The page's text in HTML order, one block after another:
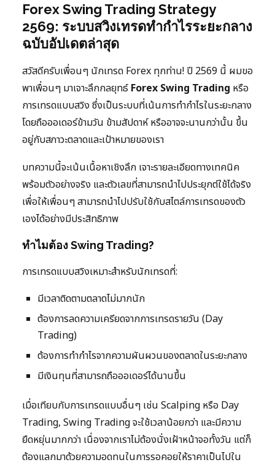
Forex Swing Trading Strategy
2569: ระบบสวิงเทรดทำกำไรระยะกลาง
ฉบับอัปเดตล่าสุด
สวัสดีครับเพื่อนๆ นักเทรด Forex ทุกท่าน! ปี 2569 นี้ ผมขอ
พาเพื่อนๆ มาเจาะลึกกลยุทธ์ Forex Swing Trading หรือ
การเทรดแบบสวิง ซึ่งเป็นระบบที่เน้นการทำกำไรในระยะกลาง
โดยถือออเดอร์ข้ามวัน ข้ามสัปดาห์ หรืออาจจะนานกว่านั้น ขึ้น
อยู่กับสภาวะตลาดและเป้าหมายของเรา
บทความนี้จะเน้นเนื้อหาเชิงลึก เจาะรายละเอียดทางเทคนิค
พร้อมตัวอย่างจริง และตัวเลขที่สามารถนำไปประยุกต์ใช้ได้จริง
เพื่อให้เพื่อนๆ สามารถนำไปปรับใช้กับสไตล์การเทรดของตัว
เองได้อย่างมีประสิทธิภาพ
ทำไมต้อง Swing Trading?
การเทรดแบบสวิงเหมาะสำหรับนักเทรดที่:
มีเวลาติดตามตลาดไม่มากนัก
ต้องการลดความเครียดจากการเทรดรายวัน (Day
Trading)
ต้องการทำกำไรจากความผันผวนของตลาดในระยะกลาง
มีเงินทุนที่สามารถถือออเดอร์ได้นานขึ้น
เมื่อเทียบกับการเทรดแบบอื่นๆ เช่น Scalping หรือ Day
Trading, Swing Trading จะใช้เวลาน้อยกว่า และมีความ
ยืดหยุ่นมากกว่า เนื่องจากเราไม่ต้องนั่งเฝ้าหน้าจอทั้งวัน แต่ก็
ต้องแลกมาด้วยความอดทนในการรอคอยให้ราคาเป็นไปใน